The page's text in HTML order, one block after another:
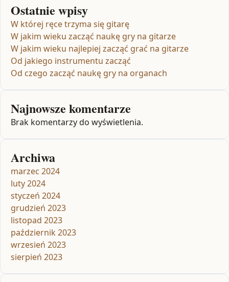
Ostatnie wpisy
W której ręce trzyma się gitarę
W jakim wieku zacząć naukę gry na gitarze
W jakim wieku najlepiej zacząć grać na gitarze
Od jakiego instrumentu zacząć
Od czego zacząć naukę gry na organach
Najnowsze komentarze
Brak komentarzy do wyświetlenia.
Archiwa
marzec 2024
luty 2024
styczeń 2024
grudzień 2023
listopad 2023
październik 2023
wrzesień 2023
sierpień 2023